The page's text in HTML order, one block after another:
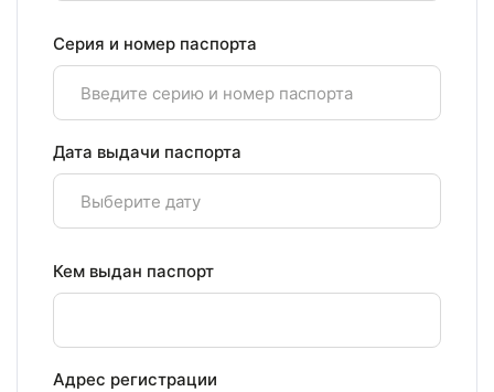
Серия и номер паспорта
Дата выдачи паспорта
Кем выдан паспорт
Адрес регистрации